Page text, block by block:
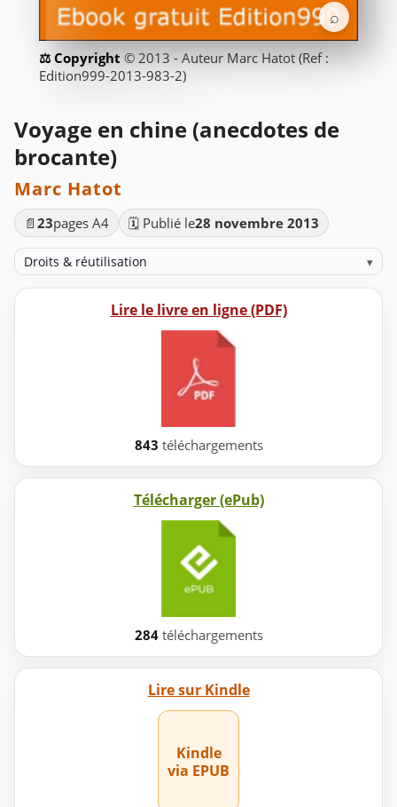
⌕
© 2013 - Auteur Marc Hatot (Ref :
Edition999-2013-983-2)
Voyage en chine (anecdotes de
brocante)
Marc Hatot
📄 23pages A4 🗓️ Publié le28 novembre 2013
Droits & réutilisation ▾
Lire le livre en ligne (PDF)
843 téléchargements
Télécharger (ePub)
284téléchargements
Lire sur Kindle
Kindle
via EPUB